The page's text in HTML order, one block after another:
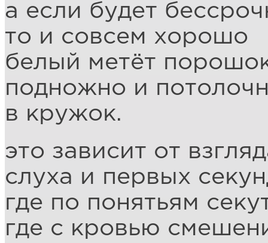
а если будет
то и совсем хорошо
белый метёт
подножно и
в кружок.
это зависит от
слуха и первых
где по понятьям
где с кровью